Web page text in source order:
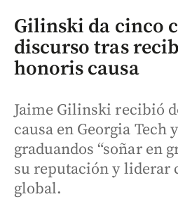
Gilinski da cinco
discurso tras
honoris causa
Jaime Gilinski recibió
causa en Georgia Tech
graduandos “soñar en
su reputación y liderar
global.